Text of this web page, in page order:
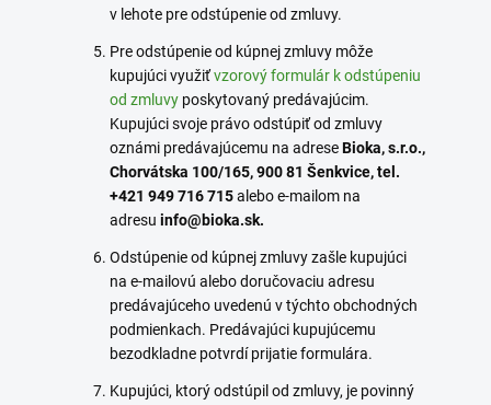
v lehote pre odstúpenie od zmluvy.
Pre odstúpenie od kúpnej zmluvy môže
kupujúci využiťvzorový formulár k odstúpeniu
od zmluvy poskytovaný predávajúcim.
Kupujúci svoje právo odstúpiť od zmluvy
oznámi predávajúcemu na adreseBioka, s.r.o.,
Chorvátska 100/165, 900 81 Šenkvice, tel.
+421 949 716 715alebo e-mailom na
adresu info@bioka.sk.
Odstúpenie od kúpnej zmluvy zašle kupujúci
na e-mailovú alebo doručovaciu adresu
predávajúceho uvedenú v týchto obchodných
podmienkach. Predávajúci kupujúcemu
bezodkladne potvrdí prijatie formulára.
Kupujúci, ktorý odstúpil od zmluvy, je povinný